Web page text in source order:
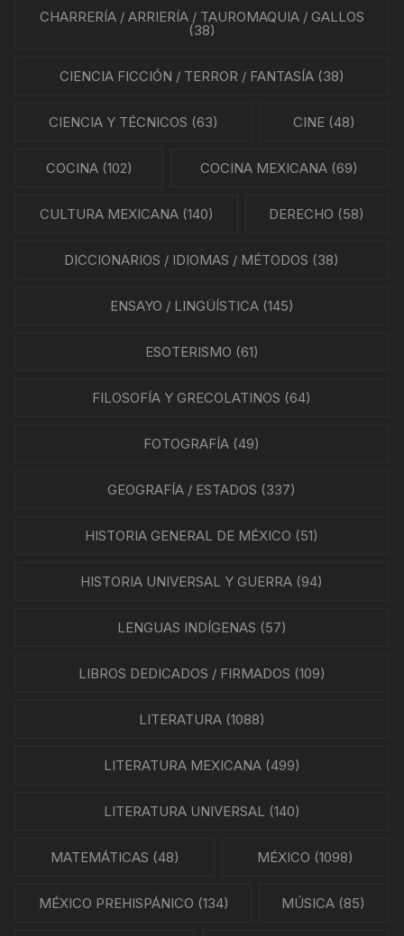
CHARRERÍA / ARRIERÍA / TAUROMAQUIA / GALLOS
(38)
CIENCIA FICCIÓN / TERROR / FANTASÍA(38)
CIENCIA Y TÉCNICOS (63) CINE(48)
COCINA(102) COCINA MEXICANA (69)
CULTURA MEXICANA(140) DERECHO (58)
DICCIONARIOS / IDIOMAS / MÉTODOS (38)
ENSAYO / LINGÜÍSTICA(145)
ESOTERISMO (61)
FILOSOFÍA Y GRECOLATINOS (64)
FOTOGRAFÍA (49)
GEOGRAFÍA / ESTADOS (337)
HISTORIA GENERAL DE MÉXICO (51)
HISTORIA UNIVERSAL Y GUERRA (94)
LENGUAS INDÍGENAS (57)
LIBROS DEDICADOS / FIRMADOS (109)
LITERATURA(1088)
LITERATURA MEXICANA(499)
LITERATURA UNIVERSAL (140)
MATEMÁTICAS (48) MÉXICO (1098)
MÉXICO PREHISPÁNICO (134) MÚSICA (85)